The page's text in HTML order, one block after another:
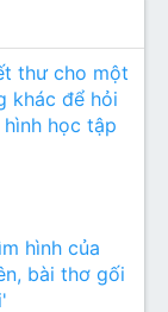
thư cho một
khác để hỏi
học tập
hình của
bài thơ gối